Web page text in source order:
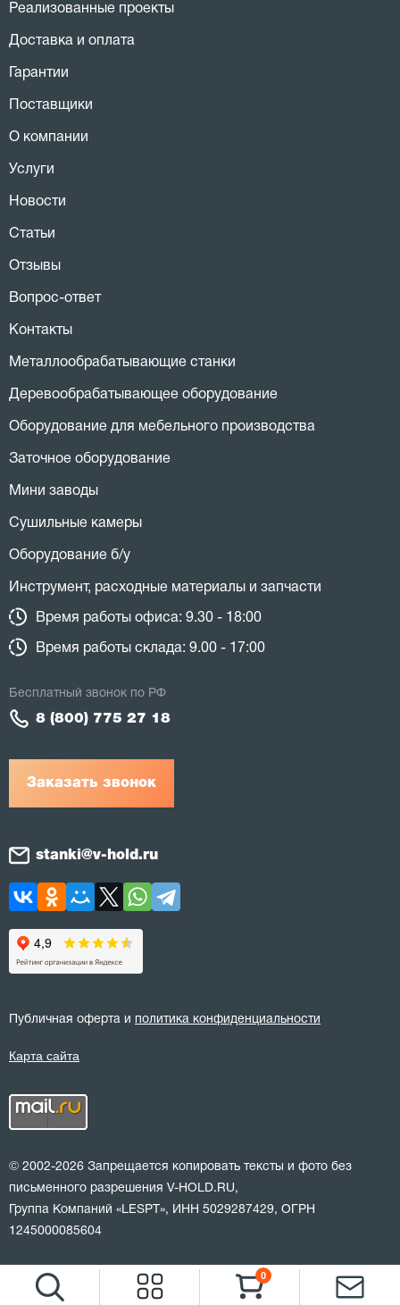
0
Реализованные проекты
Доставка и оплата
Гарантии
Поставщики
О компании
Услуги
Новости
Статьи
Отзывы
Вопрос-ответ
Контакты
Металлообрабатывающие станки
Деревообрабатывающее оборудование
Оборудование для мебельного производства
Заточное оборудование
Мини заводы
Сушильные камеры
Оборудование б/у
Инструмент, расходные материалы и запчасти
Время работы офиса: 9.30 - 18:00
Время работы склада: 9.00 - 17:00
Заказать звонок
Бесплатный звонок по РФ
8 (800) 775 27 18
stanki@v-hold.ru
Публичная оферта и политика конфиденциальности
Карта сайта
© 2002-2026 Запрещается копировать тексты и фото без
письменного разрешения V-HOLD.RU,
Группа Компаний «LESPT», ИНН 5029287429, ОГРН
1245000085604